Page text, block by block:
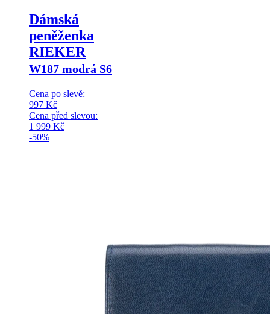
Dámská
peněženka
RIEKER
W187 modrá S6
Cena po slevě:
997 Kč
Cena před slevou:
1 999 Kč
-50%